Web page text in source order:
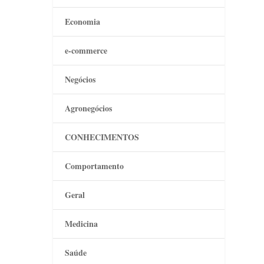
Economia
e-commerce
Negócios
Agronegócios
CONHECIMENTOS
Comportamento
Geral
Medicina
Saúde